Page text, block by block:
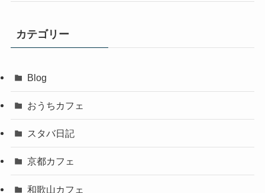
カテゴリー
Blog
おうちカフェ
スタバ日記
京都カフェ
和歌山カフェ